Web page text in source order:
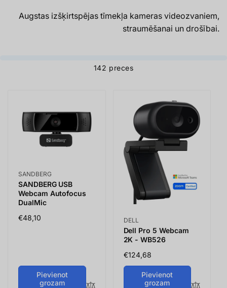
Augstas izšķirtspējas tīmekļa kameras videozvaniem,
straumēšanai un drošībai.
142 preces
Vendor:
SANDBERG
SANDBERG USB
Webcam Autofocus
DualMic
Parastā
€48,10
Pievienot
grozam
Vendor:
DELL
Dell Pro 5 Webcam
2K - WB526
Parastā
cena
€124,68
Pievienot
grozam